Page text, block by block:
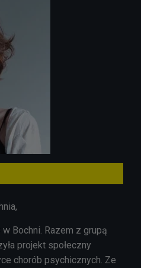
Bochni. Razem z grupą
projekt społeczny
chorób psychicznych. Ze